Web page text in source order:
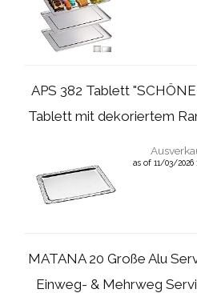
APS 382 Tablett
Tablett mit dekoriertem
as of 11/03/2026
MATANA 20 Große Alu
Einweg- & Mehrweg